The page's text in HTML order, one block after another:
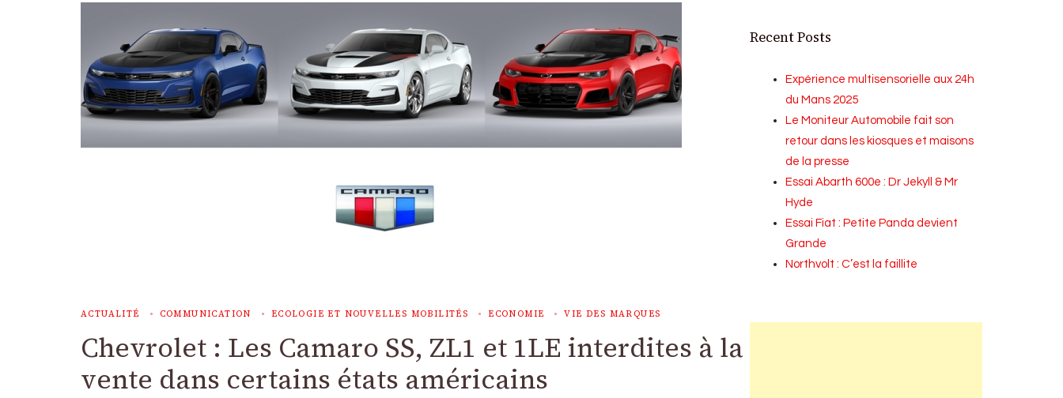
ACTUALITÉ COMMUNICATION ECOLOGIE ET NOUVELLES MOBILITÉS ECONOMIE VIE DES MARQUES
Chevrolet : Les Camaro SS, ZL1 et 1LE interdites à la
vente dans certains états américains
Recent Posts
Expérience multisensorielle aux 24h
du Mans 2025
Le Moniteur Automobile fait son
retour dans les kiosques et maisons
de la presse
Essai Abarth 600e : Dr Jekyll & Mr
Hyde
Essai Fiat : Petite Panda devient
Grande
Northvolt : C’est la faillite